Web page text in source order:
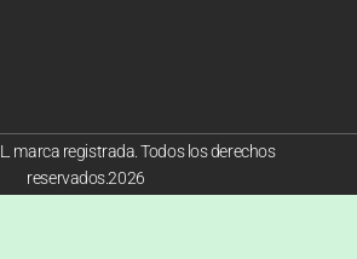
marca registrada. Todos los derechos
reservados.2026